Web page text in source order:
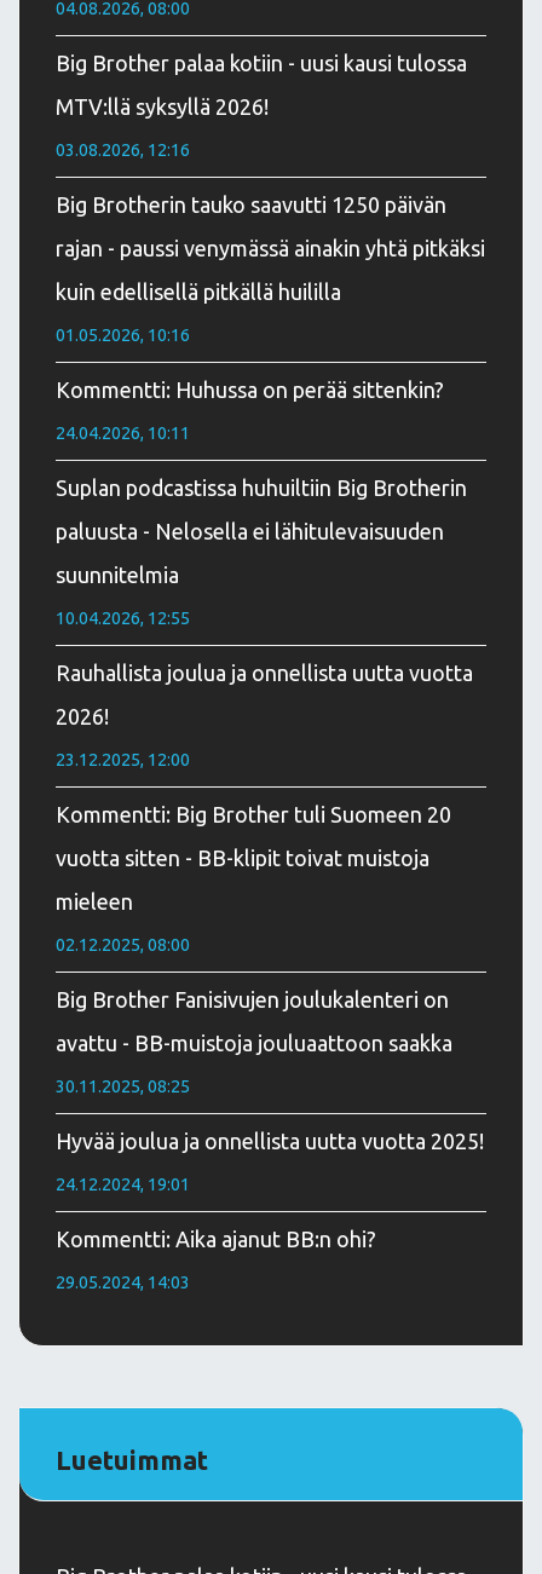
04.08.2026, 08:00
Big Brother palaa kotiin - uusi kausi tulossa
MTV:llä syksyllä 2026!
03.08.2026, 12:16
Big Brotherin tauko saavutti 1250 päivän
rajan - paussi venymässä ainakin yhtä pitkäksi
kuin edellisellä pitkällä huililla
01.05.2026, 10:16
Kommentti: Huhussa on perää sittenkin?
24.04.2026, 10:11
Suplan podcastissa huhuiltiin Big Brotherin
paluusta - Nelosella ei lähitulevaisuuden
suunnitelmia
10.04.2026, 12:55
Rauhallista joulua ja onnellista uutta vuotta
2026!
23.12.2025, 12:00
Kommentti: Big Brother tuli Suomeen 20
vuotta sitten - BB-klipit toivat muistoja
mieleen
02.12.2025, 08:00
Big Brother Fanisivujen joulukalenteri on
avattu - BB-muistoja jouluaattoon saakka
30.11.2025, 08:25
Hyvää joulua ja onnellista uutta vuotta 2025!
24.12.2024, 19:01
Kommentti: Aika ajanut BB:n ohi?
29.05.2024, 14:03
Luetuimmat